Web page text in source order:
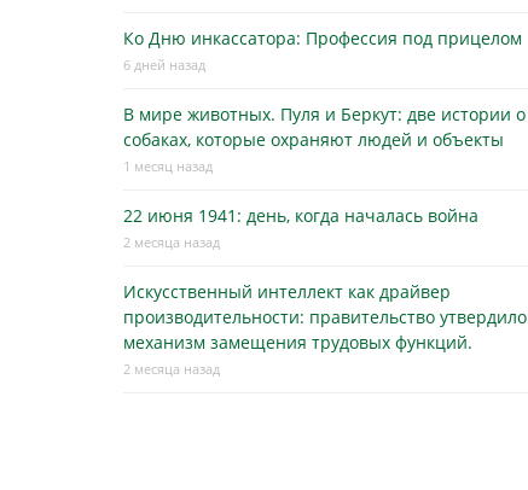
Ко Дню инкассатора: Профессия под прицелом
6 дней назад
В мире животных. Пуля и Беркут: две истории о
собаках, которые охраняют людей и объекты
1 месяц назад
22 июня 1941: день, когда началась война
2 месяца назад
Искусственный интеллект как драйвер
производительности: правительство утвердило
механизм замещения трудовых функций.
2 месяца назад